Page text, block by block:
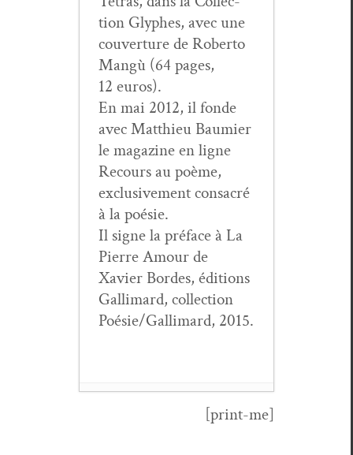
tion Glyphes, avec une
cou­ver­ture de Rober­to
Mangù (64 pages,
12 euros).
En mai 2012, il fonde
avec Matthieu Bau­mi­er
le mag­a­zine en ligne
Recours au poème,
exclu­sive­ment con­sacré
à la poésie.
Il signe la pré­face à La
Pierre Amour de
Xavier Bor­des, édi­tions
Gal­li­mard, col­lec­tion
Poésie/Gallimard, 2015.
Jean Mai­son,[print-me]